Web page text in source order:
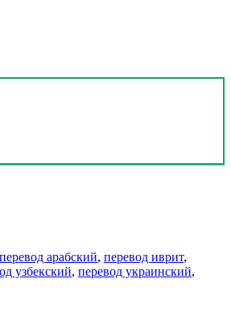
перевод арабский, перевод иврит,
узбекский, перевод украинский,